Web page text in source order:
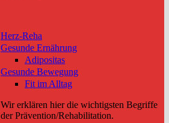
Herz-Reha
Gesunde Ernährung
Adipositas
Gesunde Bewegung
Fit im Alltag
Wir erklären hier die wichtigsten Begriffe
der Prävention/Rehabilitation.